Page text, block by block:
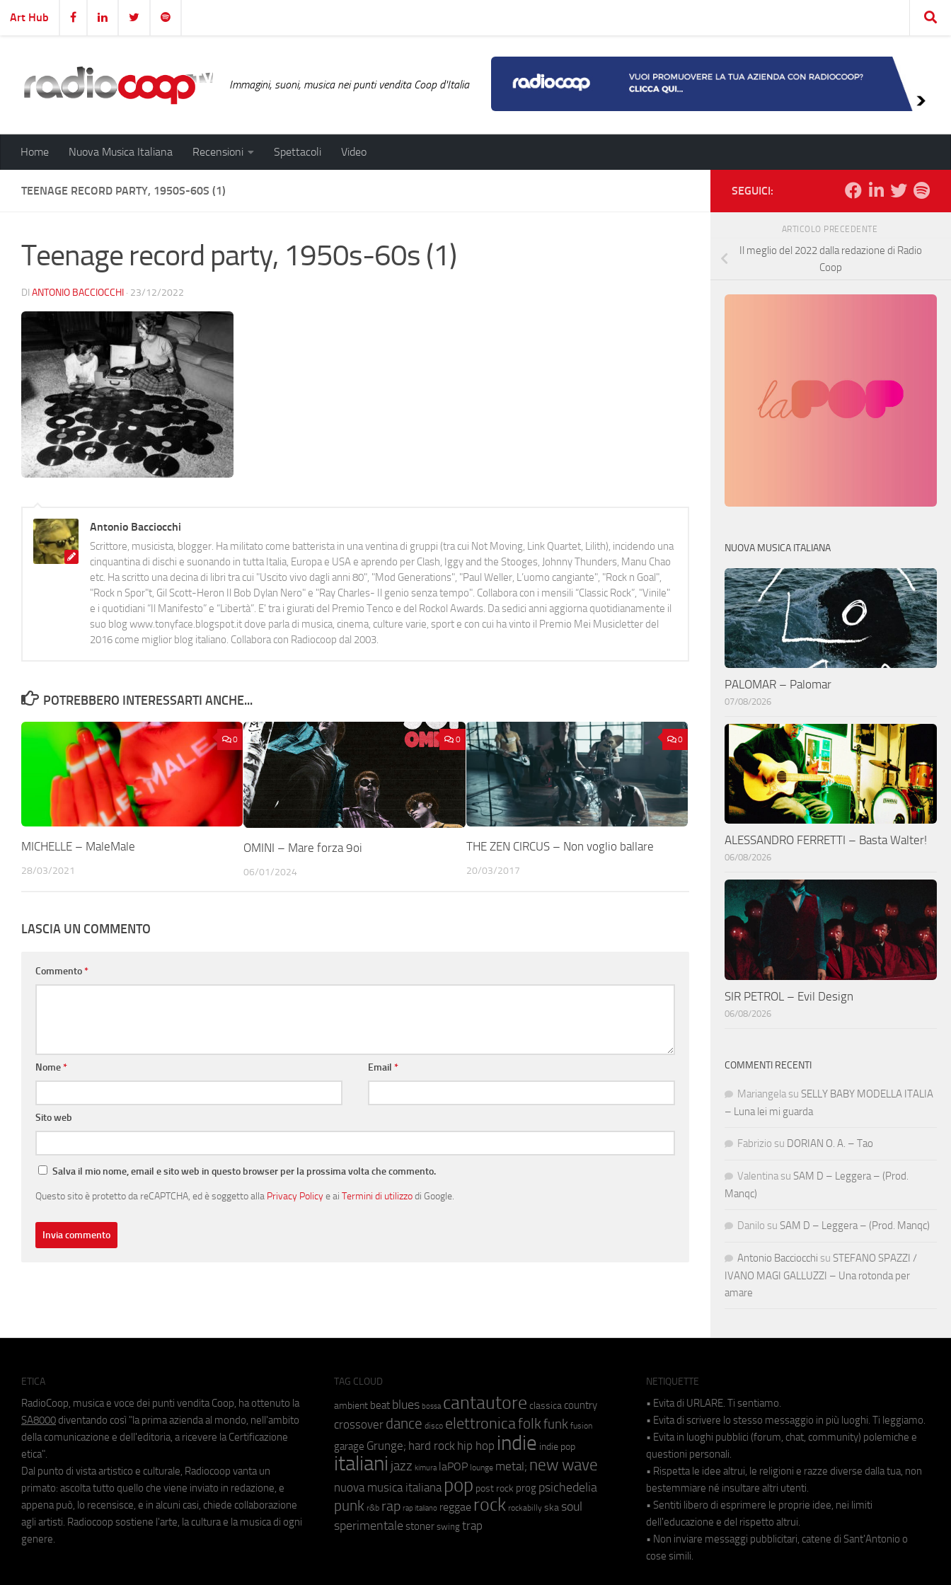
Salta al contenuto
Art Hub
Immagini, suoni, musica nei punti vendita Coop d'Italia
Home Nuova Musica Italiana Recensioni Spettacoli Video
TEENAGE RECORD PARTY, 1950S-60S (1)
Teenage record party, 1950s-60s (1)
DI ANTONIO BACCIOCCHI · 23/12/2022
Antonio Bacciocchi
Scrittore, musicista, blogger. Ha militato come batterista in una ventina di gruppi (tra cui Not Moving, Link Quartet, Lilith), incidendo una
cinquantina di dischi e suonando in tutta Italia, Europa e USA e aprendo per Clash, Iggy and the Stooges, Johnny Thunders, Manu Chao
etc. Ha scritto una decina di libri tra cui "Uscito vivo dagli anni 80", "Mod Generations", "Paul Weller, L’uomo cangiante", "Rock n Goal",
"Rock n Spor"t, Gil Scott-Heron Il Bob Dylan Nero" e "Ray Charles- Il genio senza tempo". Collabora con i mensili “Classic Rock”, "Vinile"
e i quotidiani “Il Manifesto” e “Libertà”. E' tra i giurati del Premio Tenco e del Rockol Awards. Da sedici anni aggiorna quotidianamente il
suo blog www.tonyface.blogspot.it dove parla di musica, cinema, culture varie, sport e con cui ha vinto il Premio Mei Musicletter del
2016 come miglior blog italiano. Collabora con Radiocoop dal 2003.
POTREBBERO INTERESSARTI ANCHE...
0
MICHELLE – MaleMale
28/03/2021
0
OMINI – Mare forza 9oi
06/01/2024
0
THE ZEN CIRCUS – Non voglio ballare
20/03/2017
LASCIA UN COMMENTO
Commento*
Nome* Email*
Sito web
Salva il mio nome, email e sito web in questo browser per la prossima volta che commento.
Questo sito è protetto da reCAPTCHA, ed è soggetto alla Privacy Policye ai Termini di utilizzodi Google.
SEGUICI:
ARTICOLO PRECEDENTE
Il meglio del 2022 dalla redazione di Radio
Coop
NUOVA MUSICA ITALIANA
PALOMAR – Palomar
07/08/2026
ALESSANDRO FERRETTI – Basta Walter!
06/08/2026
SIR PETROL – Evil Design
06/08/2026
COMMENTI RECENTI
Mariangela su SELLY BABY MODELLA ITALIA
– Luna lei mi guarda
Fabrizio su DORIAN O. A. – Tao
Valentina su SAM D – Leggera – (Prod.
Manqc)
Danilo su SAM D – Leggera – (Prod. Manqc)
Antonio Bacciocchi su STEFANO SPAZZI /
IVANO MAGI GALLUZZI – Una rotonda per
amare
ETICA
RadioCoop, musica e voce dei punti vendita Coop, ha ottenuto la
SA8000 diventando così "la prima azienda al mondo, nell'ambito
della comunicazione e dell'editoria, a ricevere la Certificazione
etica".
Dal punto di vista artistico e culturale, Radiocoop vanta un
primato: ascolta tutto quello che viene inviato in redazione, e
appena può, lo recensisce, e in alcuni casi, chiede collaborazione
agli artisti. Radiocoop sostiene l'arte, la cultura e la musica di ogni
genere.
TAG CLOUD
ambient beat blues bossa cantautore classica country
crossover dance disco elettronicafolkfunk fusion
garage Grunge; hard rock hip hop indie indie pop
italiani jazz kimura laPOP lounge metal; new wave
nuova musica italiana pop post rock prog psichedelia
punk r&b rap rap italiano reggae rock rockabilly ska soul
sperimentale stoner swing trap
NETIQUETTE
• Evita di URLARE. Ti sentiamo.
• Evita di scrivere lo stesso messaggio in più luoghi. Ti leggiamo.
• Evita in luoghi pubblici (forum, chat, community) polemiche e
questioni personali.
• Rispetta le idee altrui, le religioni e razze diverse dalla tua, non
bestemmiare né insultare altri utenti.
• Sentiti libero di esprimere le proprie idee, nei limiti
dell'educazione e del rispetto altrui.
• Non inviare messaggi pubblicitari, catene di Sant'Antonio o
cose simili.